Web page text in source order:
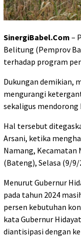
SinergiBabel.Com –
Belitung (Pemprov
terhadap program
Dukungan demikian,
mengurangi
sekaligus mendorong
Hal tersebut
Arsani, ketika
Namang, Kecamatan
(Bateng), Selasa (9/9/
Menurut Gubernur
pada tahun 2024
persen kebutuhan
kata Gubernur
diantisipasi dengan